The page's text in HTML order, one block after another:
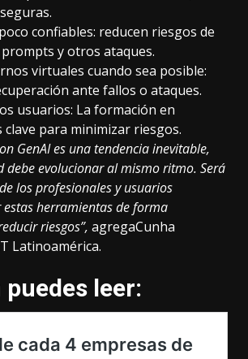
confiables: reducen riesgos de
y otros ataques.
virtuales cuando sea posible:
ante fallos o ataques.
usuarios: La formación en
clave para minimizar riesgos.
GenAI es una tendencia inevitable,
debe evolucionar al mismo ritmo. Será
los profesionales y usuarios
herramientas de forma
riesgos”, agregaCunha
Latinoamérica.
leer: